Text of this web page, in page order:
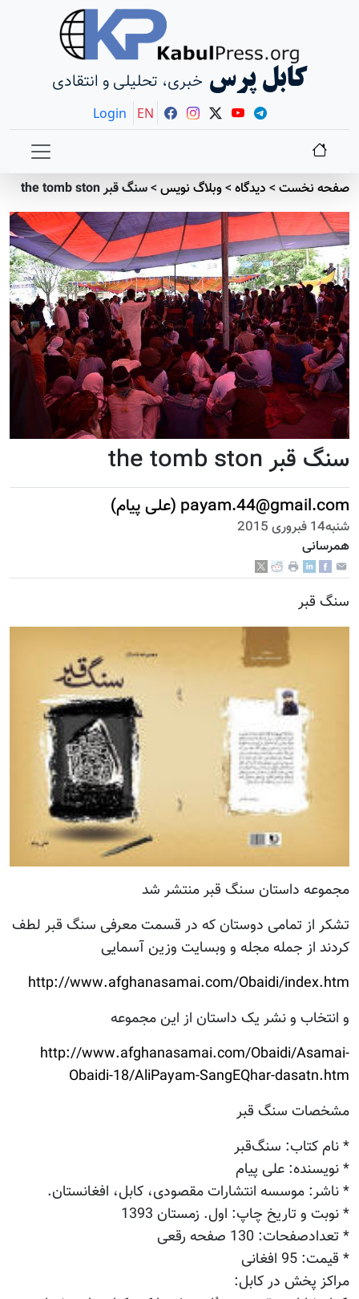
کابل پرس خبری، تحلیلی و انتقادی
Login EN
صفحه نخست> دیدگاه>وبلاگ نویس>سنگ قبر the tomb ston
سنگ قبر the tomb ston
payam.44@gmail.com (علی پیام)
شنبه14 فبروری 2015
همرسانی
سنگ قبر
مجموعه داستان سنگ قبر منتشر شد
تشکر از تمامی دوستان که در قسمت معرفی سنگ قبر لطف
کردند از جمله مجله و وبسایت وزین آسمایی
http://www.afghanasamai.com/Obaidi/index.htm
و انتخاب و نشر یک داستان از این مجموعه
http://www.afghanasamai.com/Obaidi/Asamai-
Obaidi-18/AliPayam-SangEQhar-dasatn.htm
مشخصات سنگ قبر
* نام کتاب: سنگ‌قبر
* نویسنده: علی پیام
* ناشر: موسسه انتشارات مقصودی، کابل، افغانستان.
* نوبت و تاریخ چاپ: اول. زمستان 1393
* تعدادصفحات: 130 صفحه رقعی
* قیمت: 95 افغانی
مراکز پخش در کابل: